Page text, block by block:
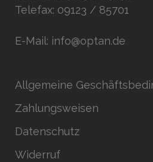
Telefax: 09123 / 85701
E-Mail: info@optan.de
Allgemeine
Zahlungsweisen
Datenschutz
Widerruf